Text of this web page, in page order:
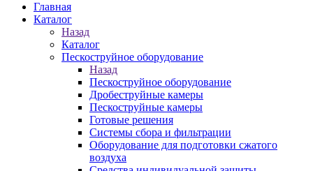
Главная
Каталог
Назад
Каталог
Пескоструйное оборудование
Назад
Пескоструйное оборудование
Дробеструйные камеры
Пескоструйные камеры
Готовые решения
Системы сбора и фильтрации
Оборудование для подготовки сжатого
воздуха